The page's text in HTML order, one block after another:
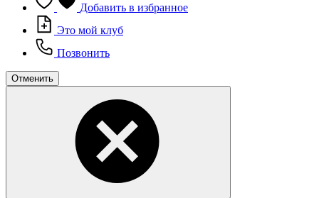
Добавить в избранное
Это мой клуб
Позвонить
Отменить